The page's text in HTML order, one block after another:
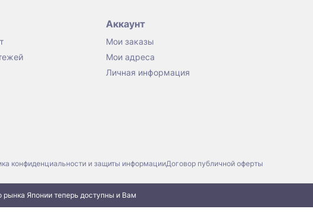
Аккаунт
Мои заказы
Мои адреса
Личная информация
конфиденциальности и защиты информацииДоговор публичной оферты
рынка Японии теперь доступны и Вам